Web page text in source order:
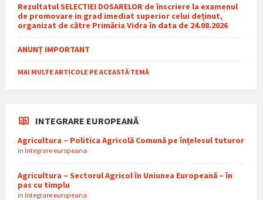
Rezultatul SELECTIEI DOSARELOR de înscriere la examenul
de promovare in grad imediat superior celui deținut,
organizat de către Primăria Vidra în data de 24.08.2026
ANUNȚ IMPORTANT
MAI MULTE ARTICOLE PE ACEASTĂ TEMĂ
INTEGRARE EUROPEANĂ
Agricultura – Politica Agricolă Comună pe înțelesul tuturor
in Integrare europeana
Agricultura – Sectorul Agricol în Uniunea Europeană – în
pas cu timplu
in Integrare europeana